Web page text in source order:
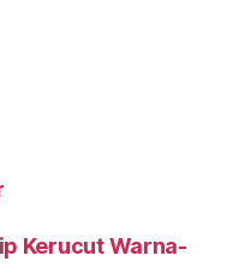
Kerucut Warna-